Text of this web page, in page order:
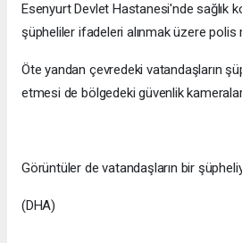
Esenyurt Devlet Hastanesi'nde sağlık
şüpheliler ifadeleri alınmak üzere
Öte yandan çevredeki vatandaşların
etmesi de bölgedeki güvenlik
Görüntüler de vatandaşların bir
(DHA)